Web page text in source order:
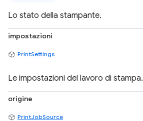
Lo stato della stampante.
impostazioni
PrintSettings
Le impostazioni del lavoro di stampa.
origine
PrintJobSource